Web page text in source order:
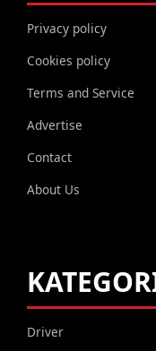
Privacy policy
Cookies policy
Terms and Service
Advertise
Contact
About Us
Driver